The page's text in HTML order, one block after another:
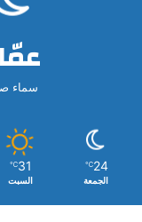
سماء
24
℃
الجمعة
31
℃
السبت